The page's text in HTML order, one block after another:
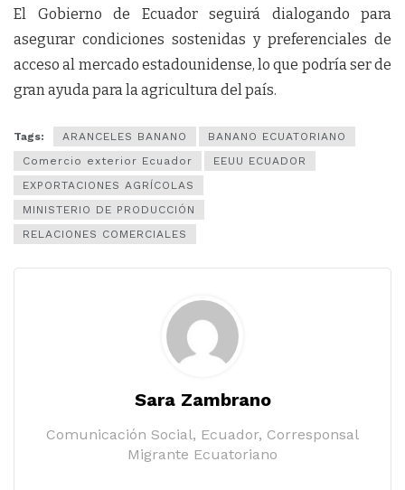
El Gobierno de Ecuador seguirá dialogando para
asegurar condiciones sostenidas y preferenciales de
acceso al mercado estadounidense, lo que podría ser de
gran ayuda para la agricultura del país.
Tags: ARANCELES BANANO
BANANO ECUATORIANO
Comercio exterior Ecuador
EEUU ECUADOR
EXPORTACIONES AGRÍCOLAS
MINISTERIO DE PRODUCCIÓN
RELACIONES COMERCIALES
Sara Zambrano
Comunicación Social, Ecuador, Corresponsal
Migrante Ecuatoriano